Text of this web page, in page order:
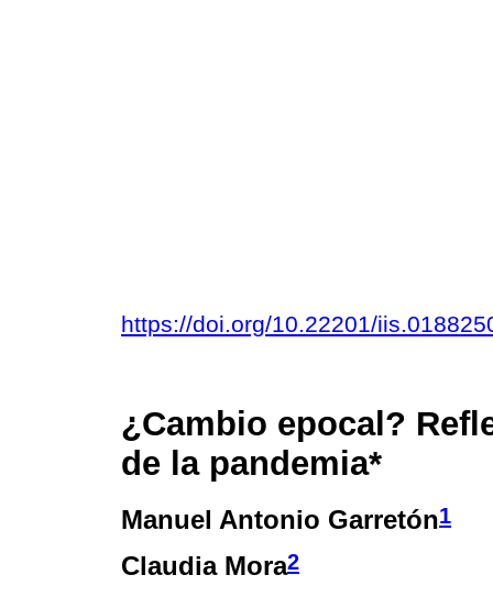
https://doi.org/10.22201/
¿Cambio epocal?
de la pandemia*
Manuel Antonio Garretón1
Claudia Mora2